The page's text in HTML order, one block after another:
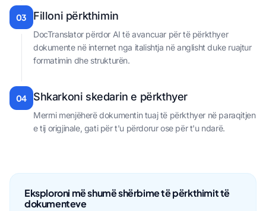
03 Filloni përkthimin
DocTranslator përdor AI të avancuar për të përkthyer
dokumente në internet nga italishtja në anglisht duke ruajtur
formatimin dhe strukturën.
04 Shkarkoni skedarin e përkthyer
Merrni menjëherë dokumentin tuaj të përkthyer në paraqitjen
e tij origjinale, gati për t'u përdorur ose për t'u ndarë.
Eksploroni më shumë shërbime të përkthimit të
dokumenteve